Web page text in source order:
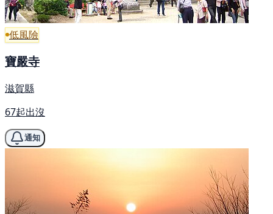
低風險
寶嚴寺
滋賀縣
67起出沒
通知